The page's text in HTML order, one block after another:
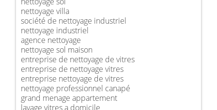
nettoyage villa
société de nettoyage industriel
nettoyage industriel
agence nettoyage
nettoyage sol maison
entreprise de nettoyage de vitres
entreprise de nettoyage vitres
entreprise nettoyage de vitres
nettoyage professionnel canapé
grand menage appartement
lavage vitres a domicile